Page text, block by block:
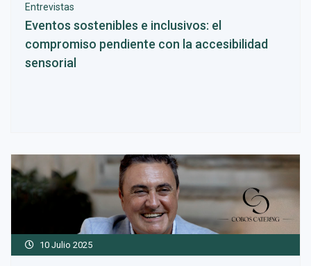
Entrevistas
Eventos sostenibles e inclusivos: el
compromiso pendiente con la accesibilidad
sensorial
10 Julio 2025